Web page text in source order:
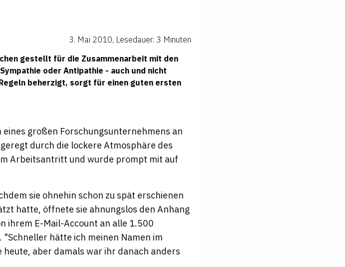
3. Mai 2010, Lesedauer: 3 Minuten
gestellt für die Zusammenarbeit mit den
oder Antipathie - auch und nicht
beherzigt, sorgt für einen guten ersten
großen Forschungsunternehmens an
durch die lockere Atmosphäre des
Arbeitsantritt und wurde prompt mit auf
sie ohnehin schon zu spät erschienen
hatte, öffnete sie ahnungslos den Anhang
ihrem E-Mail-Account an alle 1.500
hätte ich meinen Namen im
aber damals war ihr danach anders